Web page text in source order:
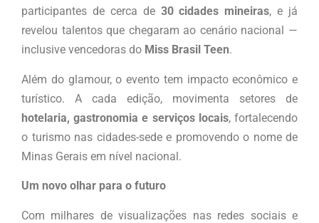
participantes de cerca de 30 cidades mineiras, e já
revelou talentos que chegaram ao cenário nacional —
inclusive vencedoras do Miss Brasil Teen.
Além do glamour, o evento tem impacto econômico e
turístico. A cada edição, movimenta setores de
hotelaria, gastronomia e serviços locais, fortalecendo
o turismo nas cidades-sede e promovendo o nome de
Minas Gerais em nível nacional.
Um novo olhar para o futuro
Com milhares de visualizações nas redes sociais e